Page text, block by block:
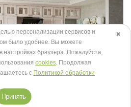
✖
персонализации сервисов и
было удобнее. Вы можете
настройках браузера. Пожалуйста,
cookies. Продолжая
с Политикой обработки
Принять